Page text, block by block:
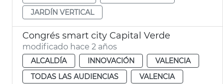
JARDÍN VERTICAL
Congrés smart city Capital Verde
modificado hace 2 años
ALCALDÍA INNOVACIÓN
VALENCIA
TODAS LAS AUDIENCIAS
VALENCIA